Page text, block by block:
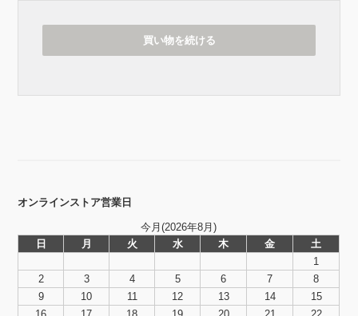
オンラインストア営業日
今月(2026年8月)
日
月 火 水 木 金
土
1
2
3 4 5 6 7
8
9
10 11 12 13 14
15